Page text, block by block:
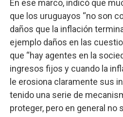
En ese marco, indicó que
que los uruguayos “no son
daños que la inflación
ejemplo daños en las
que “hay agentes en la
ingresos fijos y cuando la
le erosiona claramente sus
tenido una serie de
proteger, pero en general no